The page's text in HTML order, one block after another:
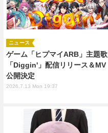
ゲーム「ヒプマイARB」主題歌
「Diggin'」配信リリース＆MV
公開決定
ニュース
2026.7.13 Mon 19:37